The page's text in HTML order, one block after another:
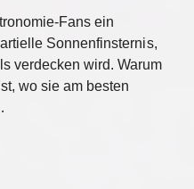
Fans ein
Sonnenfinsternis,
verdecken wird. Warum
wo sie am besten